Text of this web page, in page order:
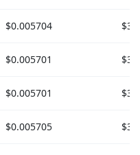
$0.005704
$0.005701
$0.005701
$0.005705